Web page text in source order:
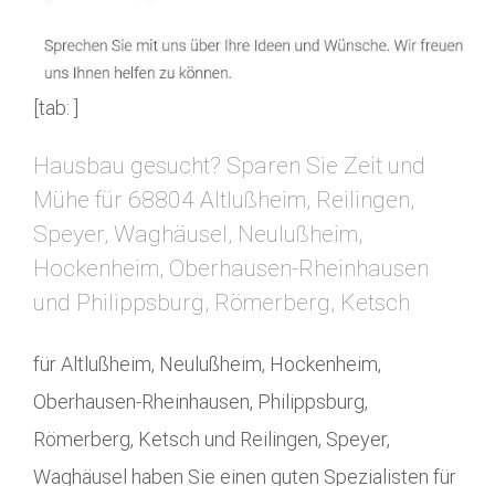
[tab: ]
Hausbau gesucht? Sparen Sie Zeit und
Mühe für 68804 Altlußheim, Reilingen,
Speyer, Waghäusel, Neulußheim,
Hockenheim, Oberhausen-Rheinhausen
und Philippsburg, Römerberg, Ketsch
für Altlußheim, Neulußheim, Hockenheim,
Oberhausen-Rheinhausen, Philippsburg,
Römerberg, Ketsch und Reilingen, Speyer,
Waghäusel haben Sie einen guten Spezialisten für